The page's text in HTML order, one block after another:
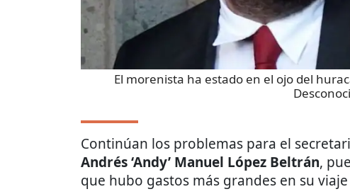
El morenista ha estado en el ojo del
Continúan los problemas para el
Andrés ‘Andy’ Manuel López Beltrán,
que hubo gastos más grandes en su viaje